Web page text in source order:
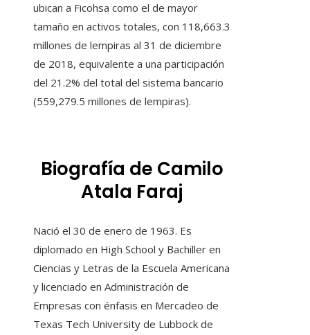
ubican a Ficohsa como el de mayor
tamaño en activos totales, con 118,663.3
millones de lempiras al 31 de diciembre
de 2018, equivalente a una participación
del 21.2% del total del sistema bancario
(559,279.5 millones de lempiras).
Biografía de Camilo
Atala Faraj
Nació el 30 de enero de 1963. Es
diplomado en High School y Bachiller en
Ciencias y Letras de la Escuela Americana
y licenciado en Administración de
Empresas con énfasis en Mercadeo de
Texas Tech University de Lubbock de